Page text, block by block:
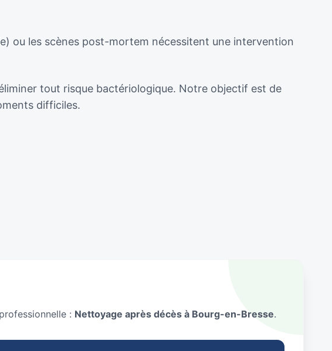
ou les scènes post-mortem nécessitent une intervention
tout risque bactériologique. Notre objectif est de
difficiles.
: Nettoyage après décès à Bourg-en-Bresse.